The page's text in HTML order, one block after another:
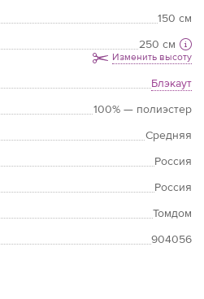
150 см
250 см
Изменить высоту
Блэкаут
100% — полиэстер
Средняя
Россия
Россия
Томдом
904056